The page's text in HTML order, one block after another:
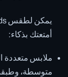
أمتعتك بذكاء:
ملابس متعددة
متوسطة،